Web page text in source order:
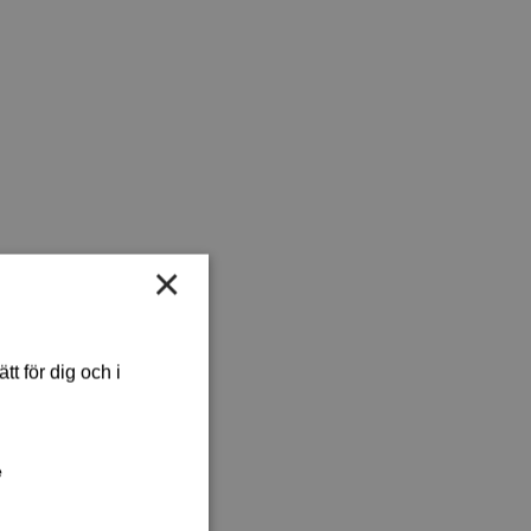
×
för dig och i